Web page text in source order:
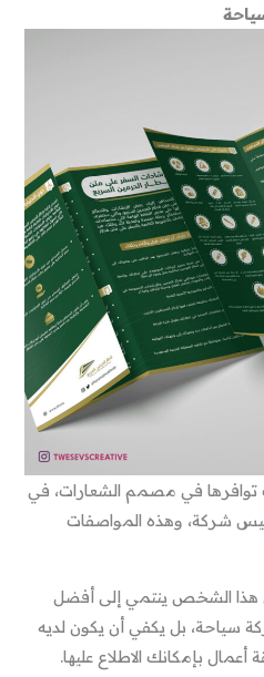
في مصمم الشعارات، في
شركة، وهذه المواصفات
هذا الشخص ينتمي إلى أفضل
سياحة، بل يكفي أن يكون لديه
بإمكانك الاطلاع عليها.